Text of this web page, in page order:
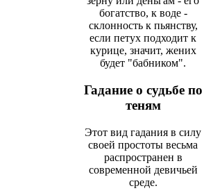
богатство, к воде -
склонность к пьянству,
если петух подходит к
курице, значит, жених
будет "бабником".
Гадание о судьбе по
теням
Этот вид гадания в силу
своей простоты весьма
распространен в
современной девичьей
среде.